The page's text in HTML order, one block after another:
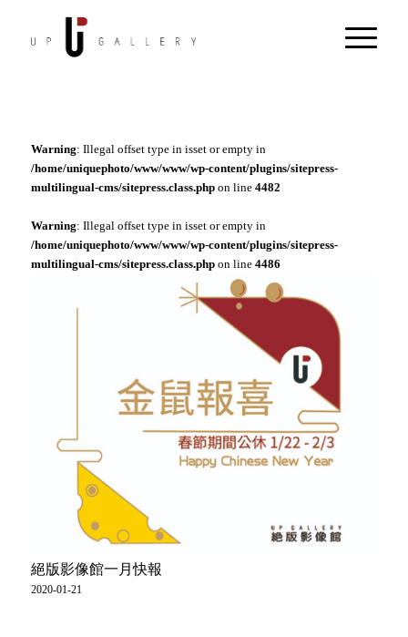
Warning: Illegal offset type in isset or empty in
/home/uniquephoto/www/www/wp-content/plugins/sitepress-
multilingual-cms/sitepress.class.phpon line 4482
Warning: Illegal offset type in isset or empty in
/home/uniquephoto/www/www/wp-content/plugins/sitepress-
multilingual-cms/sitepress.class.phpon line 4486
絕版影像館一月快報
2020-01-21